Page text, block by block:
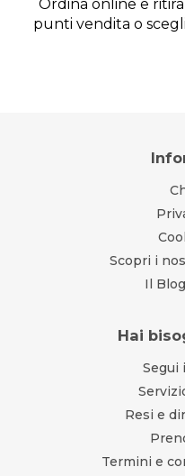
Ordina online e
punti vendita o
Scopri i
Il
Hai
Segui
Resi e
Termini e